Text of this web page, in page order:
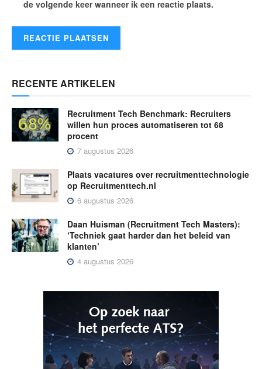
de volgende keer wanneer ik een reactie plaats.
RECENTE ARTIKELEN
Recruitment Tech Benchmark: Recruiters
willen hun proces automatiseren tot 68
procent
7 augustus 2026
Plaats vacatures over recruitmenttechnologie
op Recruitmenttech.nl
6 augustus 2026
Daan Huisman (Recruitment Tech Masters):
‘Techniek gaat harder dan het beleid van
klanten’
4 augustus 2026